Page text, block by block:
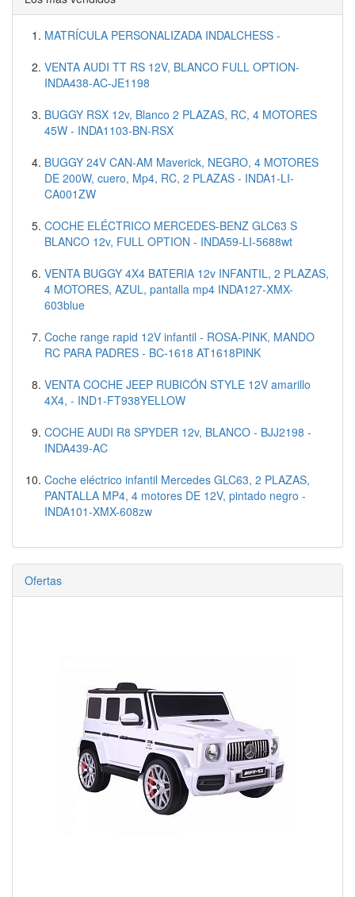
MATRÍCULA PERSONALIZADA INDALCHESS -
VENTA AUDI TT RS 12V, BLANCO FULL OPTION-
INDA438-AC-JE1198
BUGGY RSX 12v, Blanco 2 PLAZAS, RC, 4 MOTORES
45W - INDA1103-BN-RSX
BUGGY 24V CAN-AM Maverick, NEGRO, 4 MOTORES
DE 200W, cuero, Mp4, RC, 2 PLAZAS - INDA1-LI-
CA001ZW
COCHE ELÉCTRICO MERCEDES-BENZ GLC63 S
BLANCO 12v, FULL OPTION - INDA59-LI-5688wt
VENTA BUGGY 4X4 BATERIA 12v INFANTIL, 2 PLAZAS,
4 MOTORES, AZUL, pantalla mp4 INDA127-XMX-
603blue
Coche range rapid 12V infantil - ROSA-PINK, MANDO
RC PARA PADRES - BC-1618 AT1618PINK
VENTA COCHE JEEP RUBICÓN STYLE 12V amarillo
4X4, - IND1-FT938YELLOW
COCHE AUDI R8 SPYDER 12v, BLANCO - BJJ2198 -
INDA439-AC
Coche eléctrico infantil Mercedes GLC63, 2 PLAZAS,
PANTALLA MP4, 4 motores DE 12V, pintado negro -
INDA101-XMX-608zw
Ofertas